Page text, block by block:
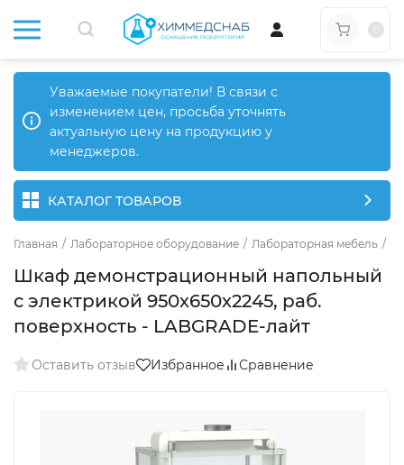
Уважаемые покупатели! В связи с
изменением цен, просьба уточнять
актуальную цену на продукцию у
менеджеров.
КАТАЛОГ ТОВАРОВ
Главная / Лабораторное оборудование / Лабораторная мебель /
Шкаф демонстрационный напольный
с электрикой 950х650х2245, раб.
поверхность - LABGRADE-лайт
Оставить отзыв Избранное Сравнение